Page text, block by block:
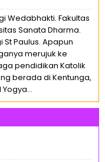
Wedabhakti. Fakultas
Sanata Dharma.
St Paulus. Apapun
merujuk ke
pendidikan Katolik
berada di Kentunga,